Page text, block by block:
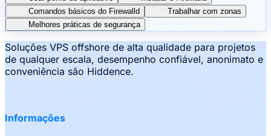
Comandos básicos do Firewalld
Trabalhar com zonas
Melhores práticas de segurança
Soluções VPS offshore de alta qualidade para projetos
de qualquer escala, desempenho confiável, anonimato e
conveniência são Hiddence.
Informações